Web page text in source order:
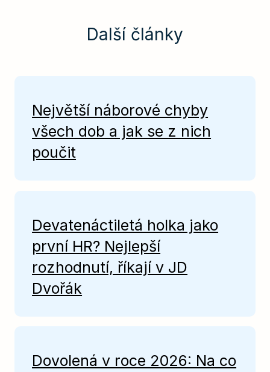
Další články
Největší náborové chyby
všech dob a jak se z nich
poučit
Devatenáctiletá holka jako
první HR? Nejlepší
rozhodnutí, říkají v JD
Dvořák
Dovolená v roce 2026: Na co